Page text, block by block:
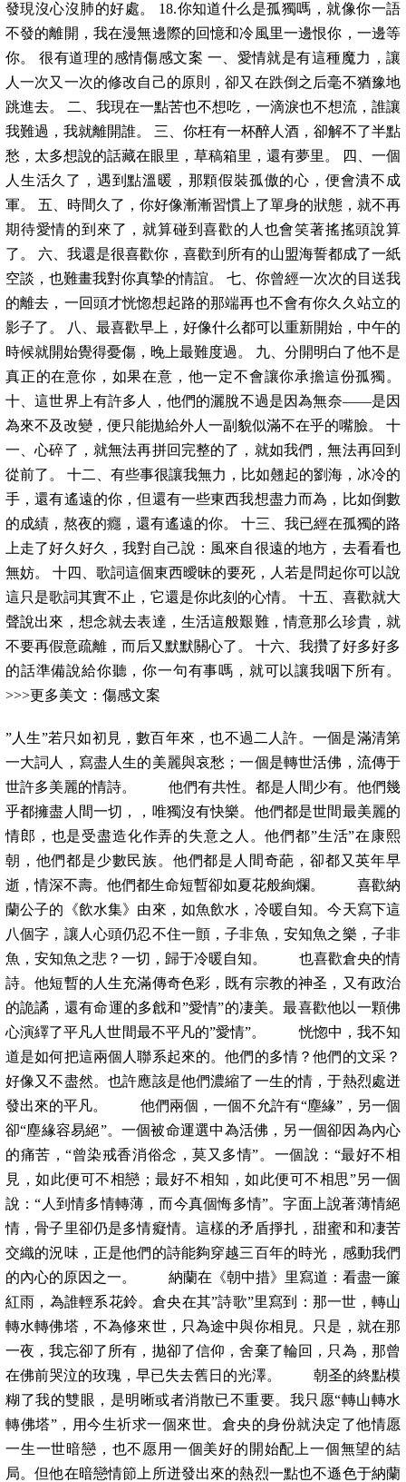
發現沒心沒肺的好處。 18.你知道什么是孤獨嗎，就像你一語
不發的離開，我在漫無邊際的回憶和冷風里一邊恨你，一邊等
你。 很有道理的感情傷感文案 一、愛情就是有這種魔力，讓
人一次又一次的修改自己的原則，卻又在跌倒之后毫不猶豫地
跳進去。 二、我現在一點苦也不想吃，一滴淚也不想流，誰讓
我難過，我就離開誰。 三、你枉有一杯醉人酒，卻解不了半點
愁，太多想說的話藏在眼里，草稿箱里，還有夢里。 四、一個
人生活久了，遇到點溫暖，那顆假裝孤傲的心，便會潰不成
軍。 五、時間久了，你好像漸漸習慣上了單身的狀態，就不再
期待愛情的到來了，就算碰到喜歡的人也會笑著搖搖頭說算
了。 六、我還是很喜歡你，喜歡到所有的山盟海誓都成了一紙
空談，也難畫我對你真摯的情誼。 七、你曾經一次次的目送我
的離去，一回頭才恍惚想起路的那端再也不會有你久久站立的
影子了。 八、最喜歡早上，好像什么都可以重新開始，中午的
時候就開始覺得憂傷，晚上最難度過。 九、分開明白了他不是
真正的在意你，如果在意，他一定不會讓你承擔這份孤獨。
十、這世界上有許多人，他們的灑脫不過是因為無奈——是因
為來不及改變，便只能拋給外人一副貌似滿不在乎的嘴臉。 十
一、心碎了，就無法再拼回完整的了，就如我們，無法再回到
從前了。 十二、有些事很讓我無力，比如翹起的劉海，冰冷的
手，還有遙遠的你，但還有一些東西我想盡力而為，比如倒數
的成績，熬夜的癮，還有遙遠的你。 十三、我已經在孤獨的路
上走了好久好久，我對自己說：風來自很遠的地方，去看看也
無妨。 十四、歌詞這個東西曖昧的要死，人若是問起你可以說
這只是歌詞其實不止，它還是你此刻的心情。 十五、喜歡就大
聲說出來，想念就去表達，生活這般艱難，情意那么珍貴，就
不要再假意疏離，而后又默默關心了。 十六、我攢了好多好多
的話準備說給你聽，你一句有事嗎，就可以讓我咽下所有。
>>>更多美文：傷感文案
”人生”若只如初見，數百年來，也不過二人許。一個是滿清第
一大詞人，寫盡人生的美麗與哀愁；一個是轉世活佛，流傳于
世許多美麗的情詩。 他們有共性。都是人間少有。他們幾
乎都擁盡人間一切，，唯獨沒有快樂。他們都是世間最美麗的
情郎，也是受盡造化作弄的失意之人。他們都”生活”在康熙
朝，他們都是少數民族。他們都是人間奇葩，卻都又英年早
逝，情深不壽。他們都生命短暫卻如夏花般絢爛。 喜歡納
蘭公子的《飲水集》由來，如魚飲水，冷暖自知。今天寫下這
八個字，讓人心頭仍忍不住一顫，子非魚，安知魚之樂，子非
魚，安知魚之悲？一切，歸于冷暖自知。 也喜歡倉央的情
詩。他短暫的人生充滿傳奇色彩，既有宗教的神圣，又有政治
的詭譎，還有命運的多戧和”愛情”的凄美。最喜歡他以一顆佛
心演繹了平凡人世間最不平凡的”愛情”。 恍惚中，我不知
道是如何把這兩個人聯系起來的。他們的多情？他們的文采？
好像又不盡然。也許應該是他們濃縮了一生的情，于熱烈處迸
發出來的平凡。 他們兩個，一個不允許有“塵緣”，另一個
卻“塵緣容易絕”。一個被命運選中為活佛，另一個卻因為內心
的痛苦，“曾染戒香消俗念，莫又多情”。一個說：“最好不相
見，如此便可不相戀；最好不相知，如此便可不相思”另一個
說：“人到情多情轉薄，而今真個悔多情”。字面上說著薄情絕
情，骨子里卻仍是多情癡情。這樣的矛盾掙扎，甜蜜和和凄苦
交織的況味，正是他們的詩能夠穿越三百年的時光，感動我們
的內心的原因之一。 納蘭在《朝中措》里寫道：看盡一簾
紅雨，為誰輕系花鈴。倉央在其”詩歌”里寫到：那一世，轉山
轉水轉佛塔，不為修來世，只為途中與你相見。只是，就在那
一夜，我忘卻了所有，拋卻了信仰，舍棄了輪回，只為，那曾
在佛前哭泣的玫瑰，早已失去舊日的光澤。 朝圣的終點模
糊了我的雙眼，是明晰或者消散已不重要。我只愿“轉山轉水
轉佛塔”，用今生祈求一個來世。倉央的身份就決定了他情愿
一生一世暗戀，也不愿用一個美好的開始配上一個無望的結
局。但他在暗戀情節上所迸發出來的熱烈一點也不遜色于納蘭